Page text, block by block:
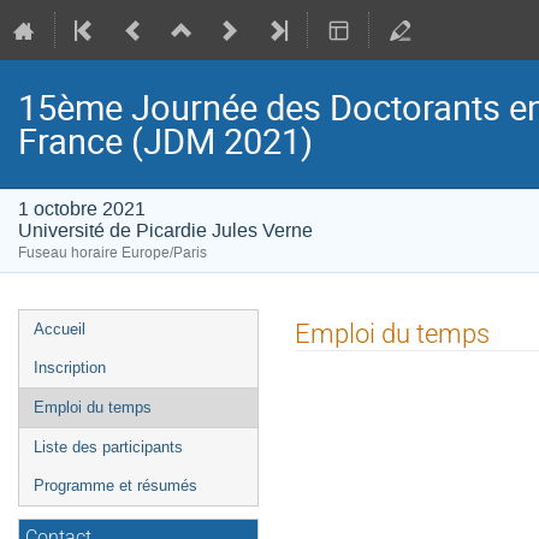
15ème Journée des Doctorants
France (JDM 2021)
1 octobre 2021
Université de Picardie Jules Verne
Fuseau horaire Europe/Paris
Menu
de
l'événement
Accueil
Inscription
Emploi du temps
Liste des participants
Programme et résumés
Emploi du temps